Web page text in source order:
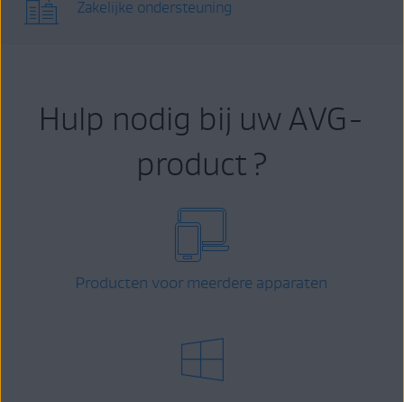
Zakelijke ondersteuning
Hulp nodig bij uw AVG-
product ?
Producten voor meerdere apparaten